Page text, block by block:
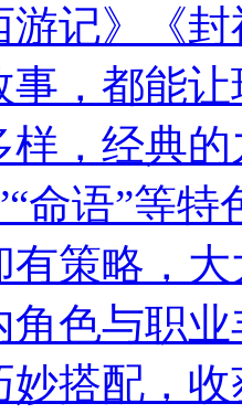
游记》《
事，都能
样，经典
命语”等
有策略，
角色与职
妙搭配，